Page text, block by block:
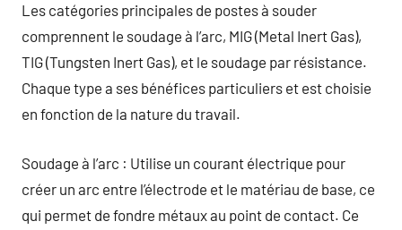
Les catégories principales de postes à souder
comprennent le soudage à l’arc, MIG (Metal Inert Gas),
TIG (Tungsten Inert Gas), et le soudage par résistance.
Chaque type a ses bénéfices particuliers et est choisie
en fonction de la nature du travail.
Soudage à l’arc : Utilise un courant électrique pour
créer un arc entre l’électrode et le matériau de base, ce
qui permet de fondre métaux au point de contact. Ce